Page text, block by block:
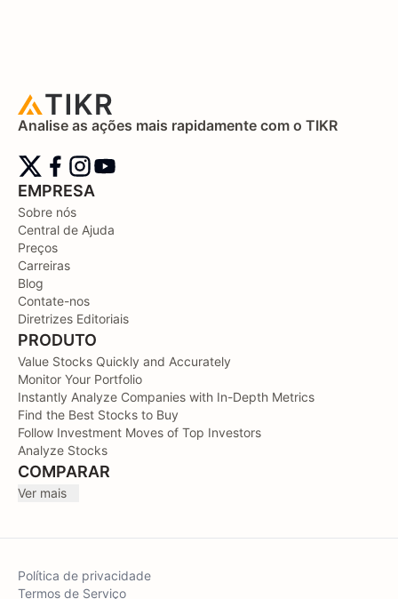
Analise as ações mais rapidamente com o TIKR
EMPRESA
Sobre nós
Central de Ajuda
Preços
Carreiras
Blog
Contate-nos
Diretrizes Editoriais
PRODUTO
Value Stocks Quickly and Accurately
Monitor Your Portfolio
Instantly Analyze Companies with In-Depth Metrics
Find the Best Stocks to Buy
Follow Investment Moves of Top Investors
Analyze Stocks
COMPARAR
Ver mais
Política de privacidade
Termos de Serviço